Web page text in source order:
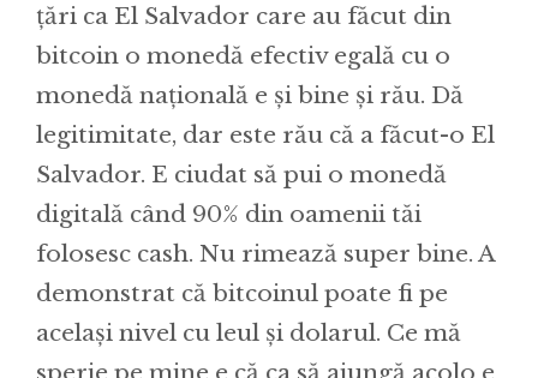
țări ca El Salvador care au făcut din
bitcoin o monedă efectiv egală cu o
monedă națională e și bine și rău. Dă
legitimitate, dar este rău că a făcut-o El
Salvador. E ciudat să pui o monedă
digitală când 90% din oamenii tăi
folosesc cash. Nu rimează super bine. A
demonstrat că bitcoinul poate fi pe
același nivel cu leul și dolarul. Ce mă